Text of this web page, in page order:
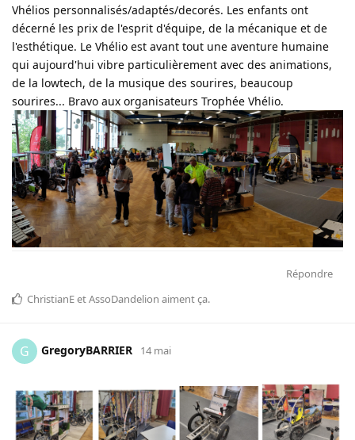
Vhélios personnalisés/adaptés/decorés. Les enfants ont
décerné les prix de l'esprit d'équipe, de la mécanique et de
l'esthétique. Le Vhélio est avant tout une aventure humaine
qui aujourd'hui vibre particulièrement avec des animations,
de la lowtech, de la musique des sourires, beaucoup
sourires... Bravo aux organisateurs Trophée Vhélio.
Répondre
ChristianEetAssoDandelion aiment ça.
G GregoryBARRIER 14 mai